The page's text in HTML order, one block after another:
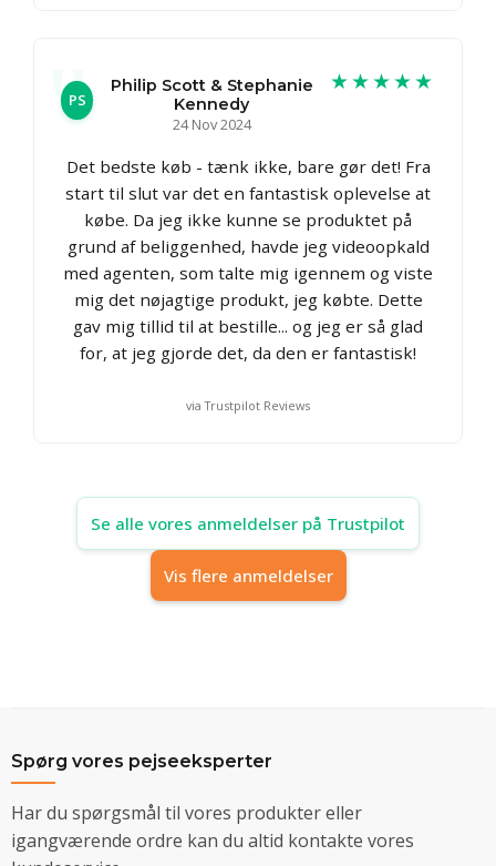
PS
Philip Scott & Stephanie
Kennedy
24 Nov 2024
★★★★★
Det bedste køb - tænk ikke, bare gør det! Fra
start til slut var det en fantastisk oplevelse at
købe. Da jeg ikke kunne se produktet på
grund af beliggenhed, havde jeg videoopkald
med agenten, som talte mig igennem og viste
mig det nøjagtige produkt, jeg købte. Dette
gav mig tillid til at bestille... og jeg er så glad
for, at jeg gjorde det, da den er fantastisk!
via Trustpilot Reviews
Se alle vores anmeldelser på Trustpilot
Vis flere anmeldelser
Spørg vores pejseeksperter
Har du spørgsmål til vores produkter eller
igangværende ordre kan du altid kontakte vores